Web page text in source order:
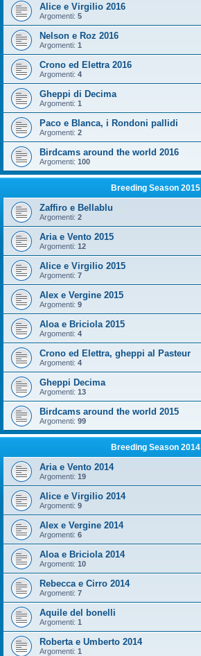
Alice e Virgilio 2016
Argomenti: 5
Nelson e Roz 2016
Argomenti: 1
Crono ed Elettra 2016
Argomenti: 4
Gheppi di Decima
Argomenti: 1
Paco e Blanca, i Rondoni pallidi
Argomenti: 2
Birdcams around the world 2016
Argomenti: 100
Breeding Season 2015
Zaffiro e Bellablu
Argomenti: 2
Aria e Vento 2015
Argomenti: 12
Alice e Virgilio 2015
Argomenti: 7
Alex e Vergine 2015
Argomenti: 9
Aloa e Briciola 2015
Argomenti: 4
Crono ed Elettra, gheppi al Pasteur
Argomenti: 4
Gheppi Decima
Argomenti: 13
Birdcams around the world 2015
Argomenti: 99
Breeding Season 2014
Aria e Vento 2014
Argomenti: 19
Alice e Virgilio 2014
Argomenti: 9
Alex e Vergine 2014
Argomenti: 6
Aloa e Briciola 2014
Argomenti: 10
Rebecca e Cirro 2014
Argomenti: 7
Aquile del bonelli
Argomenti: 1
Roberta e Umberto 2014
Argomenti: 1